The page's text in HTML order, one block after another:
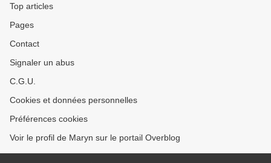
Top articles
Pages
Contact
Signaler un abus
C.G.U.
Cookies et données personnelles
Préférences cookies
Voir le profil de Maryn sur le portail Overblog